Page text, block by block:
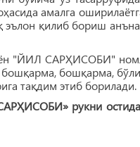
амалга
эълон қилиб бориш
"ЙИЛ САРҲИСОБИ"
бошқарма, бошқарма,
тақдим этиб борилади.
рукни